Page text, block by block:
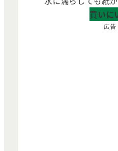
買いに
広告